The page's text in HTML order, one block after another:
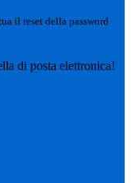
il reset della password
di posta elettronica!